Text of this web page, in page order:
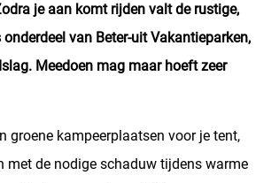
je aan komt rijden valt de rustige,
van Beter-uit Vakantieparken,
Meedoen mag maar hoeft zeer
groene kampeerplaatsen voor je tent,
met de nodige schaduw tijdens warme